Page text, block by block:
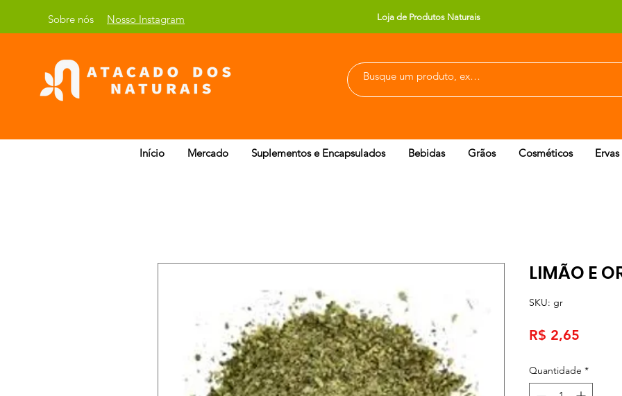
Sobre nós Nosso Instagram Loja de Produtos Naturais
Início Mercado Suplementos e Encapsulados Bebidas Grãos Cosméticos
LIMÃO E
SKU: gr
R$ 2,65
Quantidade *